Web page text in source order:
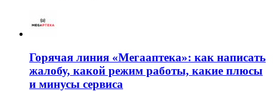
Горячая линия «Мегааптека»: как написать
жалобу, какой режим работы, какие плюсы
и минусы сервиса